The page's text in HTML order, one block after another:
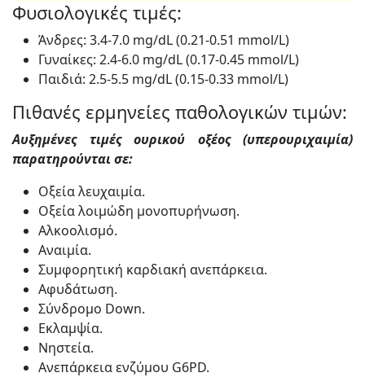
Φυσιολογικές τιμές:
Άνδρες: 3.4-7.0 mg/dL (0.21-0.51 mmol/L)
Γυναίκες: 2.4-6.0 mg/dL (0.17-0.45 mmol/L)
Παιδιά: 2.5-5.5 mg/dL (0.15-0.33 mmol/L)
Πιθανές ερμηνείες παθολογικών τιμών:
Αυξημένες τιμές ουρικού οξέος (υπερουριχαιμία)
παρατηρούνται σε:
Οξεία λευχαιμία.
Οξεία λοιμώδη μονοπυρήνωση.
Αλκοολισμό.
Αναιμία.
Συμφορητική καρδιακή ανεπάρκεια.
Αφυδάτωση.
Σύνδρομο Down.
Εκλαμψία.
Νηστεία.
Ανεπάρκεια ενζύμου G6PD.